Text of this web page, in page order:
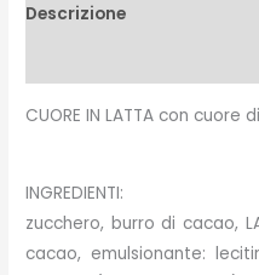
Descrizione
CUORE IN LATTA con
INGREDIENTI:
zucchero, burro di cacao,
cacao, emulsionante: